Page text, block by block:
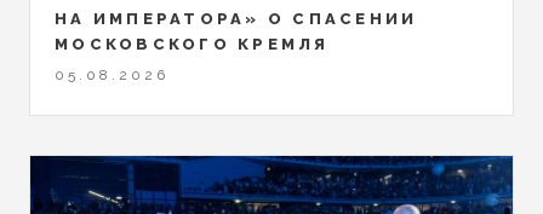
НА ИМПЕРАТОРА» О СПАСЕНИИ
МОСКОВСКОГО КРЕМЛЯ
05.08.2026